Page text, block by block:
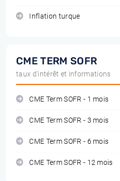
Inflation turque
CME TERM SOFR
taux d'intérêt et informations
CME Term SOFR - 1 mois
CME Term SOFR - 3 mois
CME Term SOFR - 6 mois
CME Term SOFR - 12 mois